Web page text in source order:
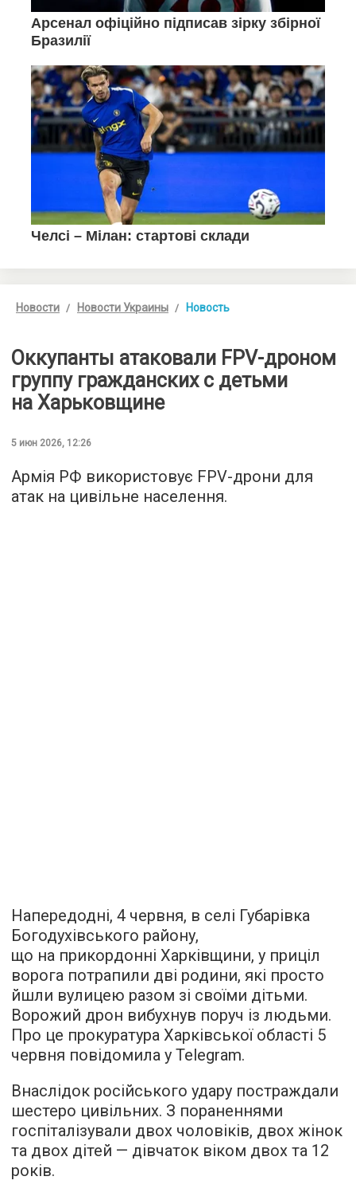
Новости Новости Украины Новость
Оккупанты атаковали FPV-дроном
группу гражданских с детьми
на Харьковщине
5 июн 2026, 12:26
Армія РФ використовує FPV-дрони для
атак на цивільне населення.
Напередодні, 4 червня, в селі Губарівка
Богодухівського району,
що на прикордонні Харківщини, у приціл
ворога потрапили дві родини, які просто
йшли вулицею разом зі своїми дітьми.
Ворожий дрон вибухнув поруч із людьми.
Про це прокуратура Харківської області 5
червня повідомила у Telegram.
Внаслідок російського удару постраждали
шестеро цивільних. З пораненнями
госпіталізували двох чоловіків, двох жінок
та двох дітей — дівчаток віком двох та 12
років.